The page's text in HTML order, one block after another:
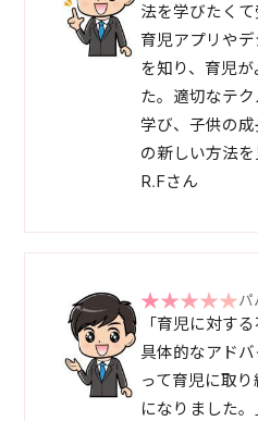
法を学びたく
育児アプリや
を知り、育児
た。適切なテ
学び、子供の
の新しい方法
R.Fさん
パ
「育児に対す
具体的なアド
って育児に取
になりました